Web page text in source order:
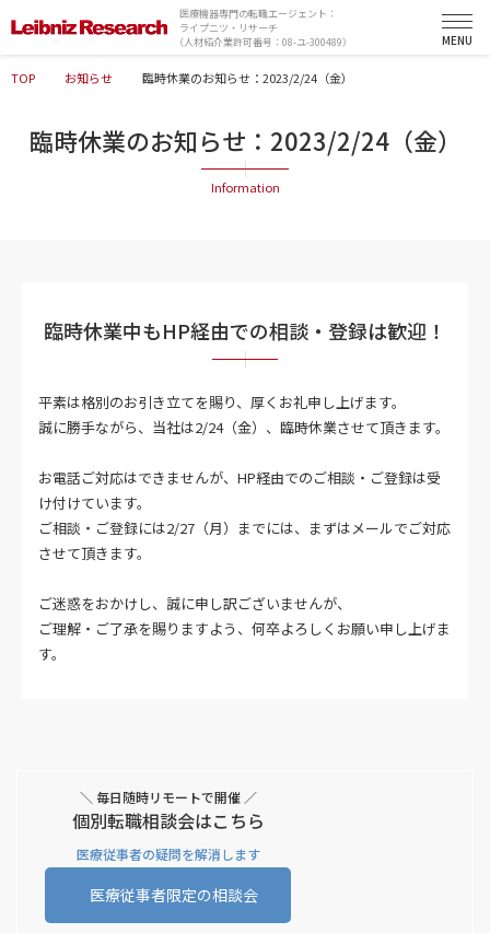
医療機器専門の転職エージェント：
ライプニツ・リサーチ
（人材紹介業許可番号：08-ユ-300489）
TOP お知らせ 臨時休業のお知らせ：2023/2/24（金）
臨時休業のお知らせ：2023/2/24（金）
臨時休業中もHP経由での相談・登録は歓迎！
平素は格別のお引き立てを賜り、厚くお礼申し上げます。
誠に勝手ながら、当社は2/24（金）、臨時休業させて頂きます。
お電話ご対応はできませんが、HP経由でのご相談・ご登録は受
け付けています。
ご相談・ご登録には2/27（月）までには、まずはメールでご対応
させて頂きます。
ご迷惑をおかけし、誠に申し訳ございませんが、
ご理解・ご了承を賜りますよう、何卒よろしくお願い申し上げま
す。
＼ 毎日随時リモートで開催 ／
個別転職相談会はこちら
医療従事者の疑問を解消します
医療従事者限定の相談会